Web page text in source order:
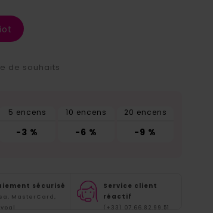
de souhaits
5 encens
-3 %
10 encens
-6 %
20 encens
-9 %
sécurisé
MasterCard,
Service client
réactif
(+33) 07.66.82.99.51